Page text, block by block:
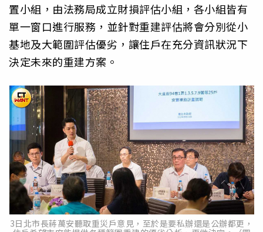
置小組，由法務局成立財損評估小組，各小組皆有
單一窗口進行服務，並針對重建評估將會分別從小
基地及大範圍評估優劣，讓住戶在充分資訊狀況下
決定未來的重建方案。
3日北市長蔣萬安聽取重災戶意見，至於是要私辦還是公辦都更，